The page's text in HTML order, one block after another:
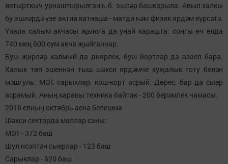
яктырткыч урнаштырылган һ.б. эшләр башкарыла. Авыл халкы
бу эшләрдә үзе актив катнаша - матди һәм физик ярдәм күрсәтә.
Үзара салым акчасы җыюга да уңай карашта: соңгы өч елда
740 мең 600 сум акча җыйганнар.
Буш җирләр калмый да диярлек, буш йортлар да азаеп бара.
Халык төп эшеннән тыш шәхси ярдәмче хуҗалык тоту белән
мәшгуль: МЭТ, сарыклар, кош-корт асрый. Дөрес, бар да сыер
асрамый. Аның каравы техника байтак - 200 берәмлек чамасы.
2016 елның октябрь аена белешмә
Шәхси секторда маллар саны:
МЭТ - 372 баш
Шул исәптән сыерлар - 123 баш
Сарыклар - 620 баш